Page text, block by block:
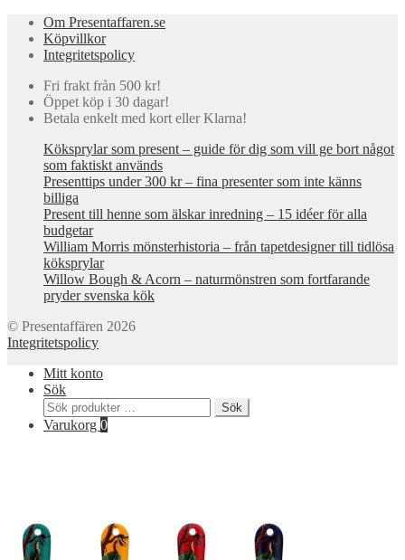
Om Presentaffaren.se
Köpvillkor
Integritetspolicy
Fri frakt från 500 kr!
Öppet köp i 30 dagar!
Betala enkelt med kort eller Klarna!
Köksprylar som present – guide för dig som vill ge bort något
som faktiskt används
Presenttips under 300 kr – fina presenter som inte känns
billiga
Present till henne som älskar inredning – 15 idéer för alla
budgetar
William Morris mönsterhistoria – från tapetdesigner till tidlösa
köksprylar
Willow Bough & Acorn – naturmönstren som fortfarande
pryder svenska kök
© Presentaffären 2026
Integritetspolicy
Mitt konto
Sök
Sök
efter:
Sök
Varukorg 0